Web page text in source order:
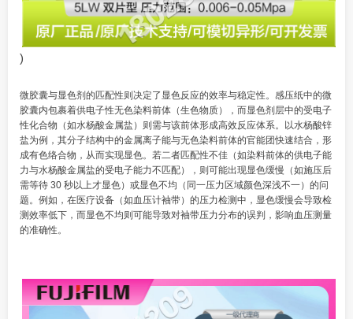
)
微胶囊与显色剂的匹配性则决定了显色反应的效率与稳定性。感压纸中的微
胶囊内包裹着供电子性无色染料前体（生色物质），而显色剂层中的受电子
性化合物（如水杨酸金属盐）则需与该前体形成高效反应体系。以水杨酸锌
盐为例，其分子结构中的金属离子能与无色染料前体的官能团快速结合，形
成有色络合物，从而实现显色。若二者匹配性不佳（如染料前体的供电子能
力与水杨酸金属盐的受电子能力不匹配），则可能出现显色缓慢（如施压后
需等待 30 秒以上才显色）或显色不均（同一压力区域颜色深浅不一）的问
题。例如，在医疗设备（如血压计袖带）的压力检测中，显色缓慢会导致检
测效率低下，而显色不均则可能导致对袖带压力分布的误判，影响血压测量
的准确性。